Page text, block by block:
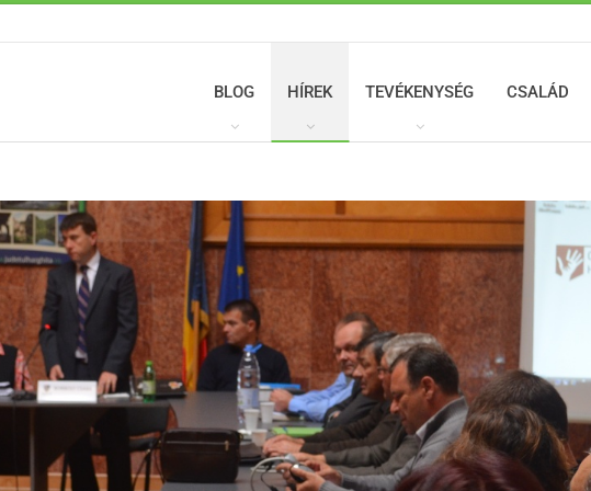
BLOG HÍREK TEVÉKENYSÉG CSALÁD